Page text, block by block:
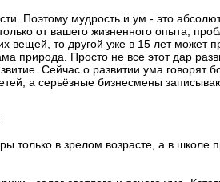
Поэтому мудрость и ум - это
от вашего жизненного опыта,
вещей, то другой уже в 15 лет может
природа. Просто не все этот дар
Сейчас о развитии ума говорят
а серьёзные бизнесмены
только в зрелом возрасте, а в школе